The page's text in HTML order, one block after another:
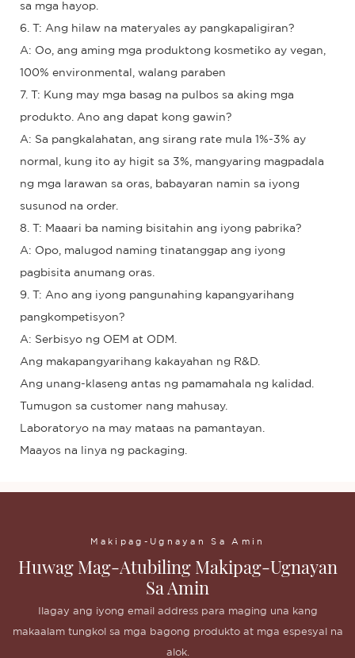
sa mga hayop.
6. T: Ang hilaw na materyales ay pangkapaligiran?
A: Oo, ang aming mga produktong kosmetiko ay vegan,
100% environmental, walang paraben
7. T: Kung may mga basag na pulbos sa aking mga
produkto. Ano ang dapat kong gawin?
A: Sa pangkalahatan, ang sirang rate mula 1%-3% ay
normal, kung ito ay higit sa 3%, mangyaring magpadala
ng mga larawan sa oras, babayaran namin sa iyong
susunod na order.
8. T: Maaari ba naming bisitahin ang iyong pabrika?
A: Opo, malugod naming tinatanggap ang iyong
pagbisita anumang oras.
9. T: Ano ang iyong pangunahing kapangyarihang
pangkompetisyon?
A: Serbisyo ng OEM at ODM.
Ang makapangyarihang kakayahan ng R&D.
Ang unang-klaseng antas ng pamamahala ng kalidad.
Tumugon sa customer nang mahusay.
Laboratoryo na may mataas na pamantayan.
Maayos na linya ng packaging.
Makipag-Ugnayan Sa Amin
Huwag Mag-Atubiling Makipag-Ugnayan
Sa Amin
Ilagay ang iyong email address para maging una kang
makaalam tungkol sa mga bagong produkto at mga espesyal na
alok.